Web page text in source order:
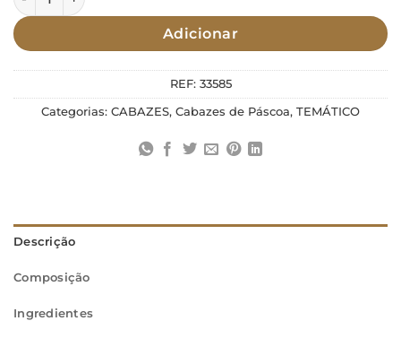
Adicionar
REF: 33585
Categorias: CABAZES, Cabazes de Páscoa, TEMÁTICO
Descrição
Composição
Ingredientes